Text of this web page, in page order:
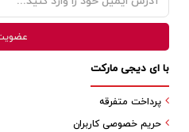
با ای دیجی مارکت
پرداخت متفرقه
حریم خصوصی کاربران